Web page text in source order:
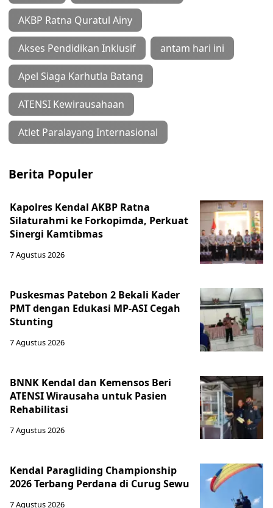
AKBP Ratna Quratul Ainy
Akses Pendidikan Inklusif antam hari ini
Apel Siaga Karhutla Batang
ATENSI Kewirausahaan
Atlet Paralayang Internasional
Berita Populer
Kapolres Kendal AKBP Ratna
Silaturahmi ke Forkopimda, Perkuat
Sinergi Kamtibmas
7 Agustus 2026
Puskesmas Patebon 2 Bekali Kader
PMT dengan Edukasi MP-ASI Cegah
Stunting
7 Agustus 2026
BNNK Kendal dan Kemensos Beri
ATENSI Wirausaha untuk Pasien
Rehabilitasi
7 Agustus 2026
Kendal Paragliding Championship
2026 Terbang Perdana di Curug Sewu
7 Agustus 2026